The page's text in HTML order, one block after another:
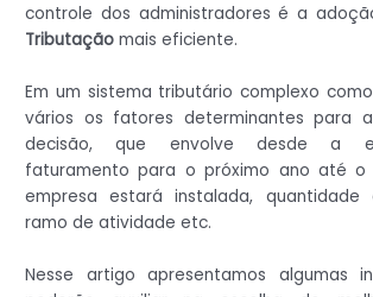
controle dos administradores é a
Tributação mais eficiente.
Em um sistema tributário complexo
vários os fatores determinantes para
decisão, que envolve desde a
faturamento para o próximo ano até
empresa estará instalada, quantidade
ramo de atividade etc.
Nesse artigo apresentamos algumas